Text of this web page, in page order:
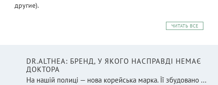
другие).
ЧИТАТЬ ВСЕ
DR.ALTHEA: БРЕНД, У ЯКОГО НАСПРАВДІ НЕМАЄ
ДОКТОРА
На нашій полиці — нова корейська марка. Її збудовано ...